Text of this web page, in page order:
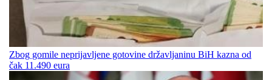
Zbog gomile neprijavljene gotovine državljaninu BiH kazna od
čak 11.490 eura